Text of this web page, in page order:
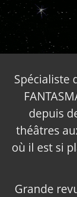
Spécialiste
depuis
théâtres
où il est si
Grande